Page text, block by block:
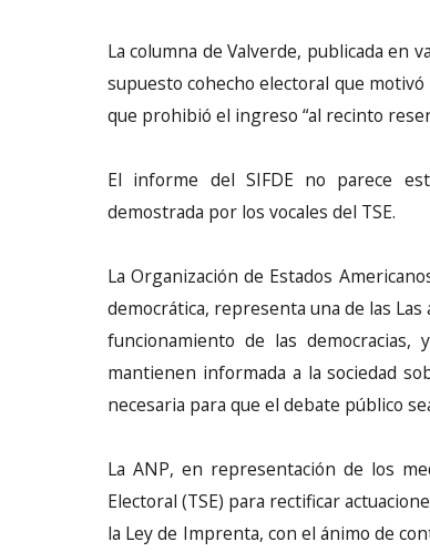
La columna de Valverde, publicada en
supuesto cohecho electoral que motivó
que prohibió el ingreso “al recinto
El informe del SIFDE no parece
demostrada por los vocales del TSE.
La Organización de Estados
democrática, representa una de las
funcionamiento de las
mantienen informada a la sociedad
necesaria para que el debate público
La ANP, en representación de los
Electoral (TSE) para rectificar
la Ley de Imprenta, con el ánimo de